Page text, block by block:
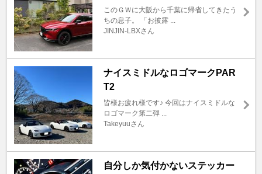
このＧＷに大阪から千葉に帰省してきたう
ちの息子。 「お披露 ...
JINJIN-LBXさん
ナイスミドルなロゴマークPAR
T2
皆様お疲れ様です♪ 今回はナイスミドルな
ロゴマーク第二弾 ...
Takeyuuさん
自分しか気付かないステッカー